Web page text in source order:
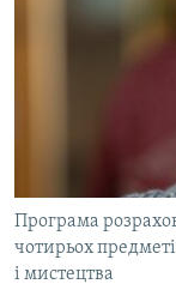
ВСЕ ЗА ДЕНЬ
СПЕЦПРОЕКТИ
СВІДЧЕННЯ
УКРАЇНСЬКА
ІНФОГРАФІКА
ЯК ОБІЙТИ
Qırımtatar
ДОЛУЧАЙСЯ!
Програма
чотирьох
і мистецтва